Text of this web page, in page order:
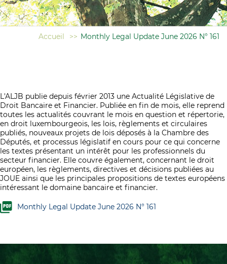
Accueil >> Monthly Legal Update June 2026 N° 161
L'ALJB publie depuis février 2013 une Actualité Législative de
Droit Bancaire et Financier. Publiée en fin de mois, elle reprend
toutes les actualités couvrant le mois en question et répertorie,
en droit luxembourgeois, les lois, règlements et circulaires
publiés, nouveaux projets de lois déposés à la Chambre des
Députés, et processus législatif en cours pour ce qui concerne
les textes présentant un intérêt pour les professionnels du
secteur financier. Elle couvre également, concernant le droit
européen, les règlements, directives et décisions publiées au
JOUE ainsi que les principales propositions de textes européens
intéressant le domaine bancaire et financier.
Monthly Legal Update June 2026 N° 161